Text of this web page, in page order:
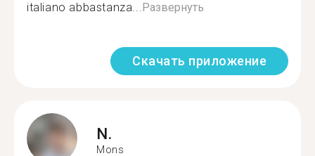
italiano abbastanza...Развернуть
Скачать приложение
N.
Mons